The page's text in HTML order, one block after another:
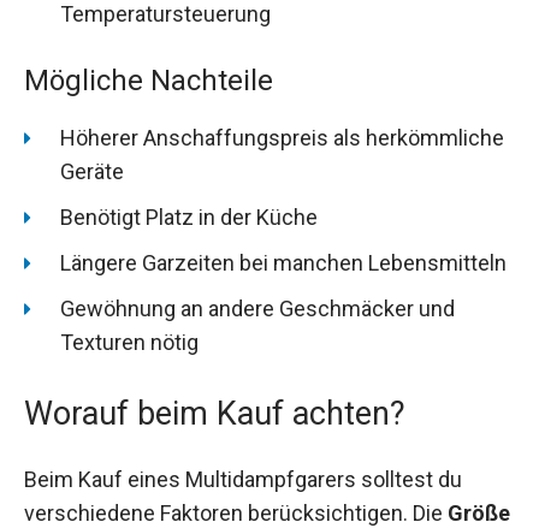
Temperatursteuerung
Mögliche Nachteile
Höherer Anschaffungspreis als herkömmliche
Geräte
Benötigt Platz in der Küche
Längere Garzeiten bei manchen Lebensmitteln
Gewöhnung an andere Geschmäcker und
Texturen nötig
Worauf beim Kauf achten?
Beim Kauf eines Multidampfgarers solltest du
verschiedene Faktoren berücksichtigen. Die Größe